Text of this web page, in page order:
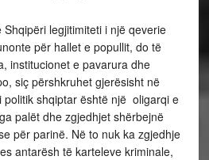
legjitimiteti i një qeverie
për hallet e popullit, do të
institucionet e pavarura dhe
siç përshkruhet gjerësisht në
politik shqiptar është një oligarqi e
palët dhe zgjedhjet shërbejnë
për parinë. Në to nuk ka zgjedhje
antarësh të karteleve kriminale,